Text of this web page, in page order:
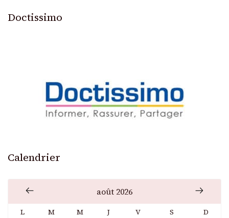
Doctissimo
Calendrier
août 2026
L M M J V S D